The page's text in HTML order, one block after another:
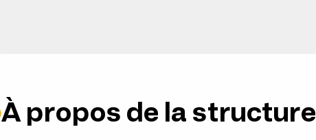
À propos de la structure